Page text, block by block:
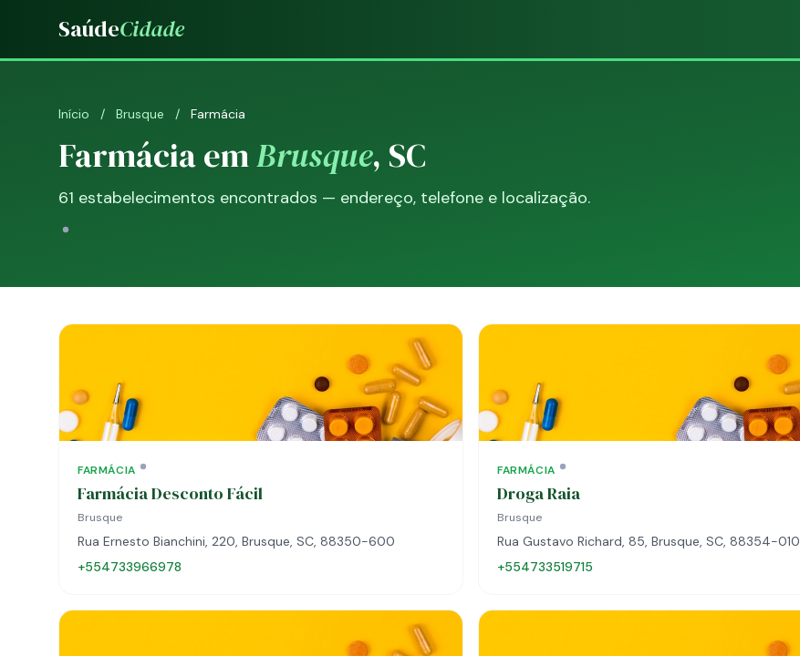
SaúdeCidade
Início / Brusque / Farmácia
Farmácia emBrusque, SC
61 estabelecimentos encontrados — endereço, telefone e localização.
FARMÁCIA
Farmácia Desconto Fácil
Brusque
Rua Ernesto Bianchini, 220, Brusque, SC, 88350-600
+554733966978
FARMÁCIA
Droga Raia
Brusque
Rua Gustavo Richard, 85, Brusque, SC, 88354-010
+554733519715